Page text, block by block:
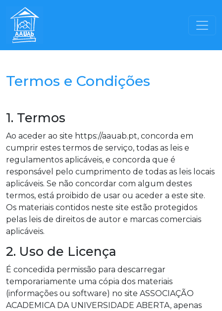
Termos e Condições
1. Termos
Ao aceder ao site https://aauab.pt, concorda em
cumprir estes termos de serviço, todas as leis e
regulamentos aplicáveis, e concorda que é
responsável pelo cumprimento de todas as leis locais
aplicáveis. Se não concordar com algum destes
termos, está proibido de usar ou aceder a este site.
Os materiais contidos neste site estão protegidos
pelas leis de direitos de autor e marcas comerciais
aplicáveis.
2. Uso de Licença
É concedida permissão para descarregar
temporariamente uma cópia dos materiais
(informações ou software) no site ASSOCIAÇÃO
ACADEMICA DA UNIVERSIDADE ABERTA, apenas